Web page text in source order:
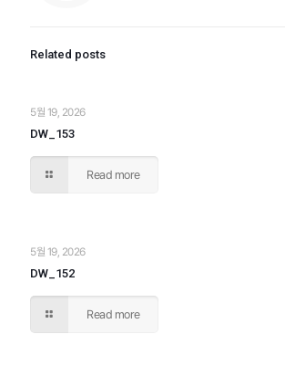
Related posts
5월 19, 2026
DW_153
Read more
5월 19, 2026
DW_152
Read more